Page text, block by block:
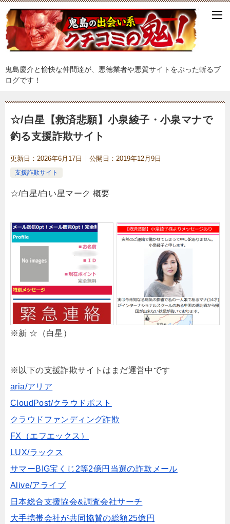
鬼島慶介と愉快な仲間達が、悪徳業者や悪質サイトをぶった斬るブ
ログです！
☆/白星【救済悲願】小泉綾子・小泉マナで
釣る支援詐欺サイト
更新日： 2026年6月17日 公開日： 2019年12月9日
支援詐欺サイト
☆/白星/白い星マーク 概要
※新 ☆（白星）
※以下の支援詐欺サイトはまだ運営中です
aria/アリア
CloudPost/クラウドポスト
クラウドファンディング詐欺
FX（エフエックス）
LUX/ラックス
サマーBIG宝くじ2等2億円当選の詐欺メール
Alive/アライブ
日本総合支援協会&調査会社サーチ
大手携帯会社が共同協賛の総額25億円